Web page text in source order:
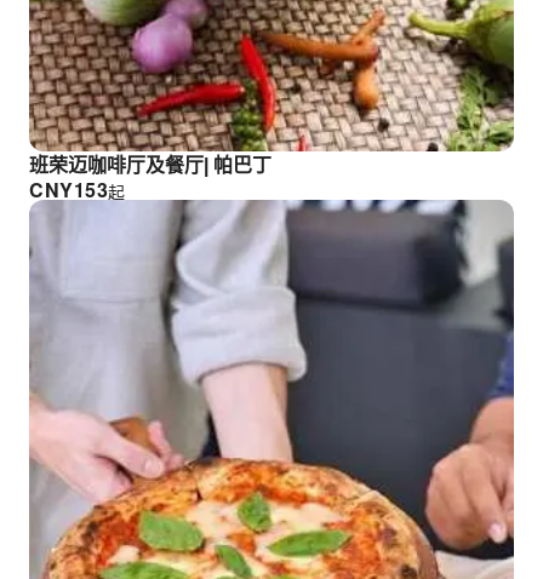
班荣迈咖啡厅及餐厅| 帕巴丁
CNY153起